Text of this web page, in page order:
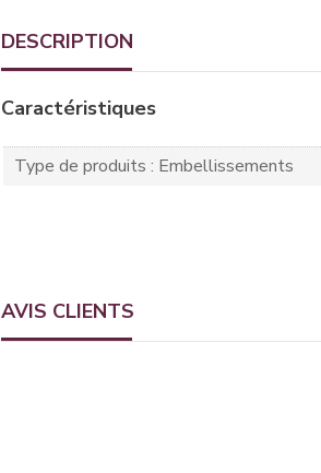
DESCRIPTION
Caractéristiques
Type de produits : Embellissements
AVIS CLIENTS